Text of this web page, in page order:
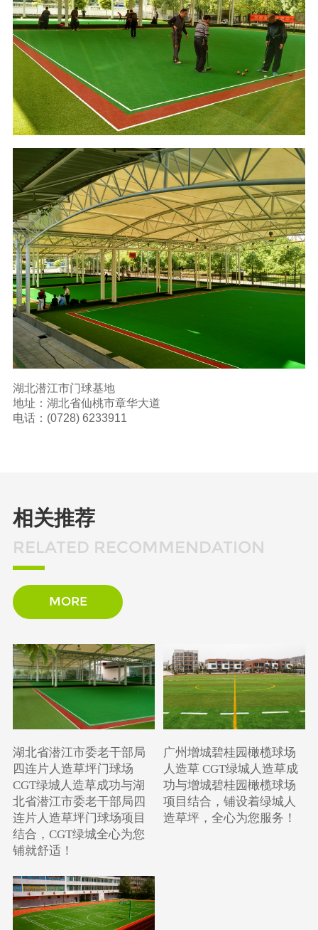
湖北潜江市门球基地
地址：湖北省仙桃市章华大道
电话： (0728) 6233911
相关推荐
RELATED RECOMMENDATION
MORE
湖北省潜江市委老干部局
四连片人造草坪门球场
CGT绿城人造草成功与湖
北省潜江市委老干部局四
连片人造草坪门球场项目
结合，CGT绿城全心为您
铺就舒适！
广州增城碧桂园橄榄球场
人造草 CGT绿城人造草成
功与增城碧桂园橄榄球场
项目结合，铺设着绿城人
造草坪，全心为您服务！